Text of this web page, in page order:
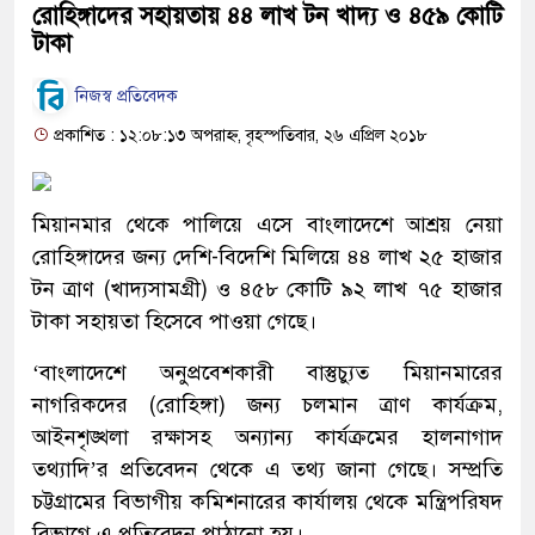
রোহিঙ্গাদের সহায়তায় ৪৪ লাখ টন খাদ্য ও ৪৫৯ কোটি
টাকা
নিজস্ব প্রতিবেদক
প্রকাশিত : ১২:০৮:১৩ অপরাহ্ন, বৃহস্পতিবার, ২৬ এপ্রিল ২০১৮
মিয়ানমার থেকে পালিয়ে এসে বাংলাদেশে আশ্রয় নেয়া
রোহিঙ্গাদের জন্য দেশি-বিদেশি মিলিয়ে ৪৪ লাখ ২৫ হাজার
টন ত্রাণ (খাদ্যসামগ্রী) ও ৪৫৮ কোটি ৯২ লাখ ৭৫ হাজার
টাকা সহায়তা হিসেবে পাওয়া গেছে।
‘বাংলাদেশে অনুপ্রবেশকারী বাস্তুচ্যুত মিয়ানমারের
নাগরিকদের (রোহিঙ্গা) জন্য চলমান ত্রাণ কার্যক্রম,
আইনশৃঙ্খলা রক্ষাসহ অন্যান্য কার্যক্রমের হালনাগাদ
তথ্যাদি’র প্রতিবেদন থেকে এ তথ্য জানা গেছে। সম্প্রতি
চট্টগ্রামের বিভাগীয় কমিশনারের কার্যালয় থেকে মন্ত্রিপরিষদ